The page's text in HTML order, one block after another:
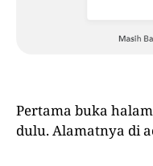
Pertama buka
dulu. Alamatnya di